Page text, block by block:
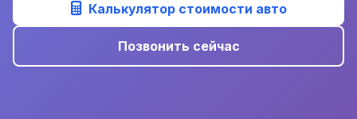
Калькулятор стоимости авто
Позвонить сейчас